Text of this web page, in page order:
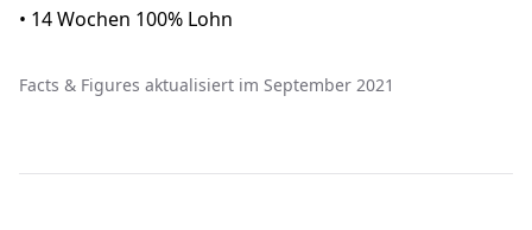
• 14 Wochen 100% Lohn
Facts & Figures aktualisiert im September 2021